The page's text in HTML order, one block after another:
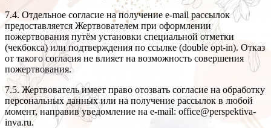
7.4. Отдельное согласие на получение e-mail рассылок
предоставляется Жертвователем при оформлении
пожертвования путём установки специальной отметки
(чекбокса) или подтверждения по ссылке (double opt-in). Отказ
от такого согласия не влияет на возможность совершения
пожертвования.
7.5. Жертвователь имеет право отозвать согласие на обработку
персональных данных или на получение рассылок в любой
момент, направив уведомление на e-mail: office@perspektiva-
inva.ru.